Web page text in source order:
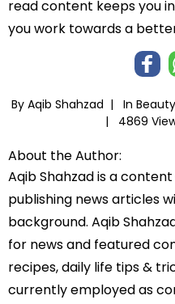
read content keeps you
you work towards a
By Aqib Shahzad | In
|
4869
About the Author:
Aqib Shahzad is a
publishing news articles
background. Aqib
for news and featured
recipes, daily life tips &
currently employed as